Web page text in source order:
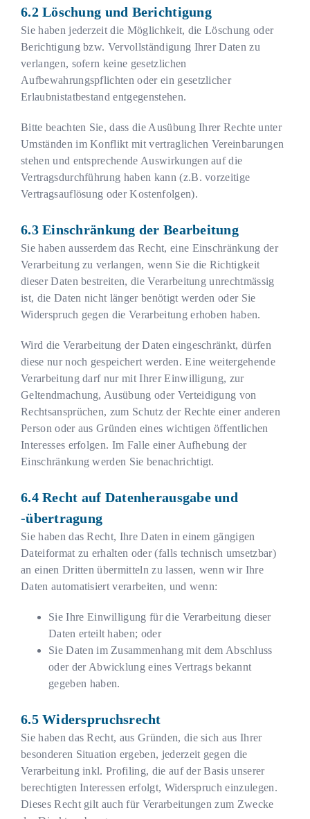
Löschung und Berichtigung
Sie haben jederzeit die Möglichkeit, die Löschung oder
Berichtigung bzw. Vervollständigung Ihrer Daten zu
verlangen, sofern keine gesetzlichen
Aufbewahrungspflichten oder ein gesetzlicher
Erlaubnistatbestand entgegenstehen.
Bitte beachten Sie, dass die Ausübung Ihrer Rechte unter
Umständen im Konflikt mit vertraglichen Vereinbarungen
stehen und entsprechende Auswirkungen auf die
Vertragsdurchführung haben kann (z.B. vorzeitige
Vertragsauflösung oder Kostenfolgen).
Einschränkung der Bearbeitung
Sie haben ausserdem das Recht, eine Einschränkung der
Verarbeitung zu verlangen, wenn Sie die Richtigkeit
dieser Daten bestreiten, die Verarbeitung unrechtmässig
ist, die Daten nicht länger benötigt werden oder Sie
Widerspruch gegen die Verarbeitung erhoben haben.
Wird die Verarbeitung der Daten eingeschränkt, dürfen
diese nur noch gespeichert werden. Eine weitergehende
Verarbeitung darf nur mit Ihrer Einwilligung, zur
Geltendmachung, Ausübung oder Verteidigung von
Rechtsansprüchen, zum Schutz der Rechte einer anderen
Person oder aus Gründen eines wichtigen öffentlichen
Interesses erfolgen. Im Falle einer Aufhebung der
Einschränkung werden Sie benachrichtigt.
Recht auf Datenherausgabe und
-übertragung
Sie haben das Recht, Ihre Daten in einem gängigen
Dateiformat zu erhalten oder (falls technisch umsetzbar)
an einen Dritten übermitteln zu lassen, wenn wir Ihre
Daten automatisiert verarbeiten, und wenn:
Sie Ihre Einwilligung für die Verarbeitung dieser
Daten erteilt haben; oder
Sie Daten im Zusammenhang mit dem Abschluss
oder der Abwicklung eines Vertrags bekannt
gegeben haben.
Widerspruchsrecht
Sie haben das Recht, aus Gründen, die sich aus Ihrer
besonderen Situation ergeben, jederzeit gegen die
Verarbeitung inkl. Profiling, die auf der Basis unserer
berechtigten Interessen erfolgt, Widerspruch einzulegen.
Dieses Recht gilt auch für Verarbeitungen zum Zwecke